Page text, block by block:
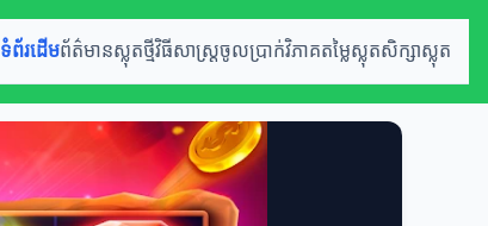
ទំព័រដើមព័ត៌មានស្លុតថ្មីវិធីសាស្ត្រចូលប្រាក់វិភាគតម្លៃស្លុតសិក្សាស្លុត